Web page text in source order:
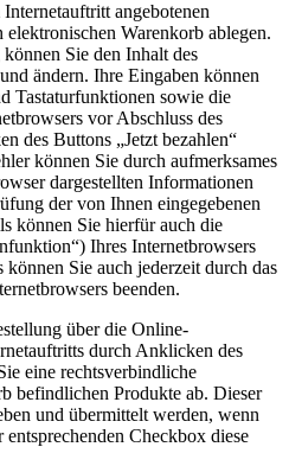
angebotenen
Warenkorb ablegen.
Sie den Inhalt des
ändern. Ihre Eingaben können
Tastaturfunktionen sowie die
vor Abschluss des
des Buttons „Jetzt bezahlen“
können Sie durch aufmerksames
dargestellten Informationen
der von Ihnen eingegebenen
können Sie hierfür auch die
Ihres Internetbrowsers
Sie auch jederzeit durch das
beenden.
über die Online-
durch Anklicken des
eine rechtsverbindliche
befindlichen Produkte ab. Dieser
und übermittelt werden, wenn
Checkbox diese